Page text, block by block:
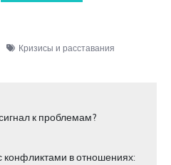
Кризисы и расставания
к проблемам?
конфликтами в отношениях: